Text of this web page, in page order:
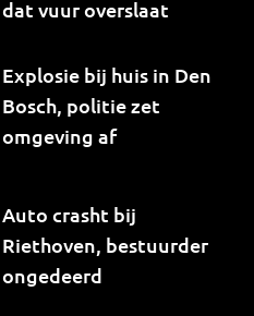
dat vuur overslaat
Explosie bij huis in Den
Bosch, politie zet
omgeving af
Auto crasht bij
Riethoven, bestuurder
ongedeerd